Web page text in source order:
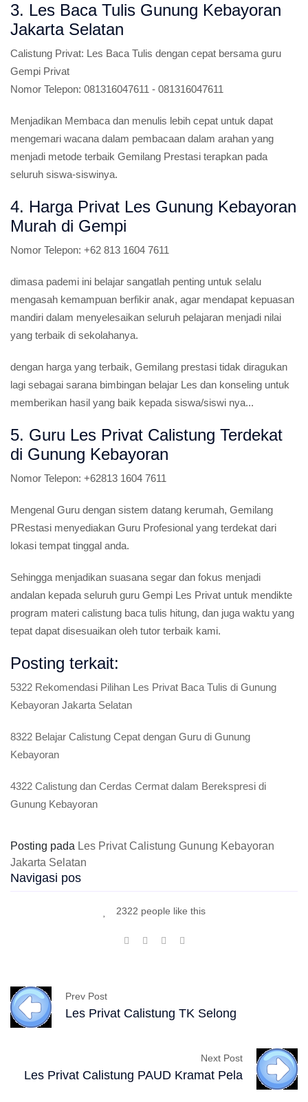
3. Les Baca Tulis Gunung Kebayoran
Jakarta Selatan
Calistung Privat: Les Baca Tulis dengan cepat bersama guru
Gempi Privat
Nomor Telepon: 081316047611 - 081316047611
Menjadikan Membaca dan menulis lebih cepat untuk dapat
mengemari wacana dalam pembacaan dalam arahan yang
menjadi metode terbaik Gemilang Prestasi terapkan pada
seluruh siswa-siswinya.
4. Harga Privat Les Gunung Kebayoran
Murah di Gempi
Nomor Telepon: +62 813 1604 7611
dimasa pademi ini belajar sangatlah penting untuk selalu
mengasah kemampuan berfikir anak, agar mendapat kepuasan
mandiri dalam menyelesaikan seluruh pelajaran menjadi nilai
yang terbaik di sekolahanya.
dengan harga yang terbaik, Gemilang prestasi tidak diragukan
lagi sebagai sarana bimbingan belajar Les dan konseling untuk
memberikan hasil yang baik kepada siswa/siswi nya...
5. Guru Les Privat Calistung Terdekat
di Gunung Kebayoran
Nomor Telepon: +62813 1604 7611
Mengenal Guru dengan sistem datang kerumah, Gemilang
PRestasi menyediakan Guru Profesional yang terdekat dari
lokasi tempat tinggal anda.
Sehingga menjadikan suasana segar dan fokus menjadi
andalan kepada seluruh guru Gempi Les Privat untuk mendikte
program materi calistung baca tulis hitung, dan juga waktu yang
tepat dapat disesuaikan oleh tutor terbaik kami.
Posting terkait:
5322 Rekomendasi Pilihan Les Privat Baca Tulis di Gunung
Kebayoran Jakarta Selatan
8322 Belajar Calistung Cepat dengan Guru di Gunung
Kebayoran
4322 Calistung dan Cerdas Cermat dalam Berekspresi di
Gunung Kebayoran
Posting pada Les Privat Calistung Gunung Kebayoran
Jakarta Selatan
Navigasi pos
2322 people like this
Prev Post
Les Privat Calistung TK Selong
Next Post
Les Privat Calistung PAUD Kramat Pela